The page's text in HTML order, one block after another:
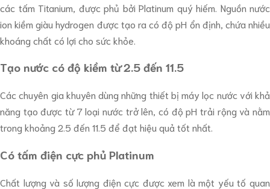
các tấm Titanium, được phủ bởi Platinum quý hiếm. Nguồn nước
ion kiềm giàu hydrogen được tạo ra có độ pH ổn định, chứa nhiều
khoáng chất có lợi cho sức khỏe.
Tạo nước có độ kiềm từ 2.5 đến 11.5
Các chuyên gia khuyên dùng những thiết bị máy lọc nước với khả
năng tạo được từ 7 loại nước trở lên, có độ pH trải rộng và nằm
trong khoảng 2.5 đến 11.5 để đạt hiệu quả tốt nhất.
Có tấm điện cực phủ Platinum
Chất lượng và số lượng điện cực được xem là một yếu tố quan